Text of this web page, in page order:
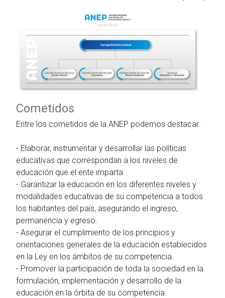
Cometidos
Entre los cometidos de la ANEP podemos destacar:
- Elaborar, instrumentar y desarrollar las políticas
educativas que correspondan a los niveles de
educación que el ente imparta.
- Garantizar la educación en los diferentes niveles y
modalidades educativas de su competencia a todos
los habitantes del país, asegurando el ingreso,
permanencia y egreso.
- Asegurar el cumplimiento de los principios y
orientaciones generales de la educación establecidos
en la Ley en los ámbitos de su competencia.
- Promover la participación de toda la sociedad en la
formulación, implementación y desarrollo de la
educación en la órbita de su competencia.